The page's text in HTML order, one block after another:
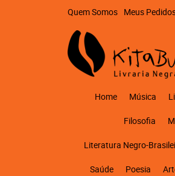
Quem Somos Meus
Home Música
Filosofia
Literatura Negro-
Saúde Poesia